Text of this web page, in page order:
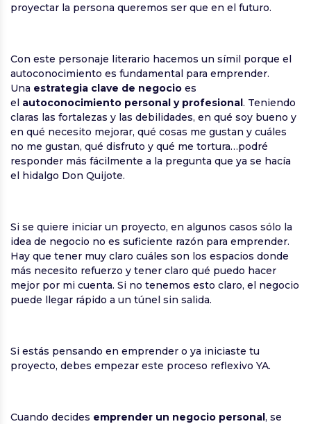
proyectar la persona queremos ser que en el futuro.
Con este personaje literario hacemos un símil porque el
autoconocimiento es fundamental para emprender.
Una estrategia clave de negocio es
el autoconocimiento personal y profesional. Teniendo
claras las fortalezas y las debilidades, en qué soy bueno y
en qué necesito mejorar, qué cosas me gustan y cuáles
no me gustan, qué disfruto y qué me tortura…podré
responder más fácilmente a la pregunta que ya se hacía
el hidalgo Don Quijote.
Si se quiere iniciar un proyecto, en algunos casos sólo la
idea de negocio no es suficiente razón para emprender.
Hay que tener muy claro cuáles son los espacios donde
más necesito refuerzo y tener claro qué puedo hacer
mejor por mi cuenta. Si no tenemos esto claro, el negocio
puede llegar rápido a un túnel sin salida.
Si estás pensando en emprender o ya iniciaste tu
proyecto, debes empezar este proceso reflexivo YA.
Cuando decides emprender un negocio personal, se